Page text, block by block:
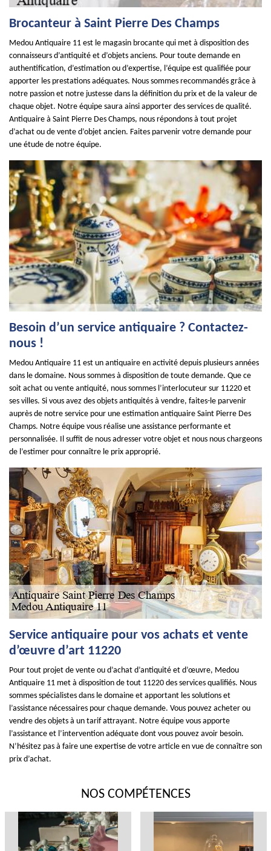
Brocanteur à Saint Pierre Des Champs
Medou Antiquaire 11 est le magasin brocante qui met à disposition des
connaisseurs d’antiquité et d’objets anciens. Pour toute demande en
authentification, d’estimation ou d’expertise, l’équipe est qualifiée pour
apporter les prestations adéquates. Nous sommes recommandés grâce à
notre passion et notre justesse dans la définition du prix et de la valeur de
chaque objet. Notre équipe saura ainsi apporter des services de qualité.
Antiquaire à Saint Pierre Des Champs, nous répondons à tout projet
d’achat ou de vente d’objet ancien. Faites parvenir votre demande pour
une étude de notre équipe.
Besoin d’un service antiquaire ? Contactez-
nous !
Medou Antiquaire 11 est un antiquaire en activité depuis plusieurs années
dans le domaine. Nous sommes à disposition de toute demande. Que ce
soit achat ou vente antiquité, nous sommes l’interlocuteur sur 11220 et
ses villes. Si vous avez des objets antiquités à vendre, faites-le parvenir
auprès de notre service pour une estimation antiquaire Saint Pierre Des
Champs. Notre équipe vous réalise une assistance performante et
personnalisée. Il suffit de nous adresser votre objet et nous nous chargeons
de l’estimer pour connaître le prix approprié.
Service antiquaire pour vos achats et vente
d’œuvre d’art 11220
Pour tout projet de vente ou d’achat d’antiquité et d’œuvre, Medou
Antiquaire 11 met à disposition de tout 11220 des services qualifiés. Nous
sommes spécialistes dans le domaine et apportant les solutions et
l’assistance nécessaires pour chaque demande. Vous pouvez acheter ou
vendre des objets à un tarif attrayant. Notre équipe vous apporte
l’assistance et l’intervention adéquate dont vous pouvez avoir besoin.
N’hésitez pas à faire une expertise de votre article en vue de connaître son
prix d’achat.
NOS COMPÉTENCES